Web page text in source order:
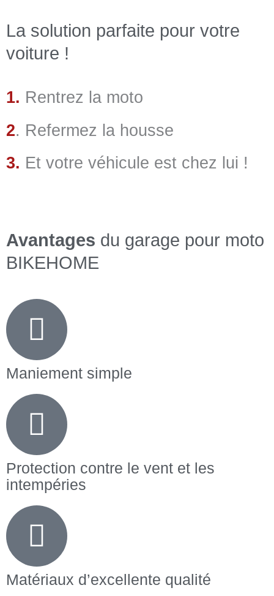
La solution parfaite pour votre
voiture !
1. Rentrez la moto
2. Refermez la housse
3. Et votre véhicule est chez lui !
Avantages du garage pour moto
BIKEHOME
Maniement simple
Protection contre le vent et les
intempéries
Matériaux d’excellente qualité